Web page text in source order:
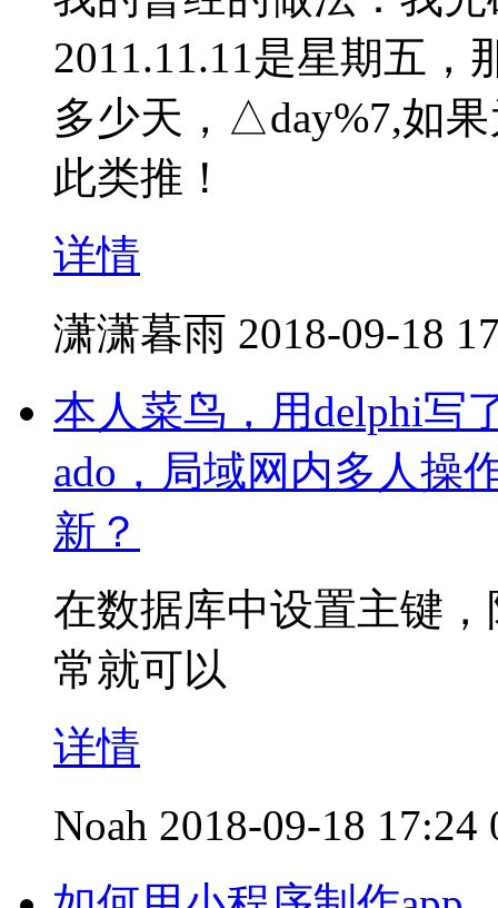
2011.11.11是星期五，
多少天，△day%7,如
此类推！
详情
潇潇暮雨 2018-09-18
本人菜鸟，用delphi写
ado，局域网内多人操
新？
在数据库中设置主键
常就可以
详情
Noah 2018-09-18 17:24